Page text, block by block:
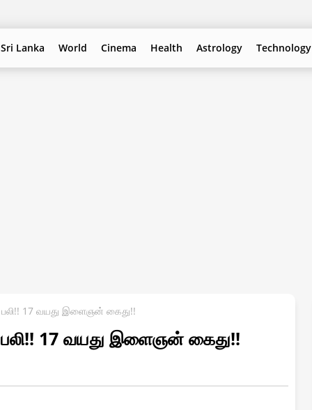
Sri Lanka World Cinema Health Astrology Technology
பலி!! 17 வயது இளைஞன் கைது!!
17 வயது இளைஞன் கைது!!